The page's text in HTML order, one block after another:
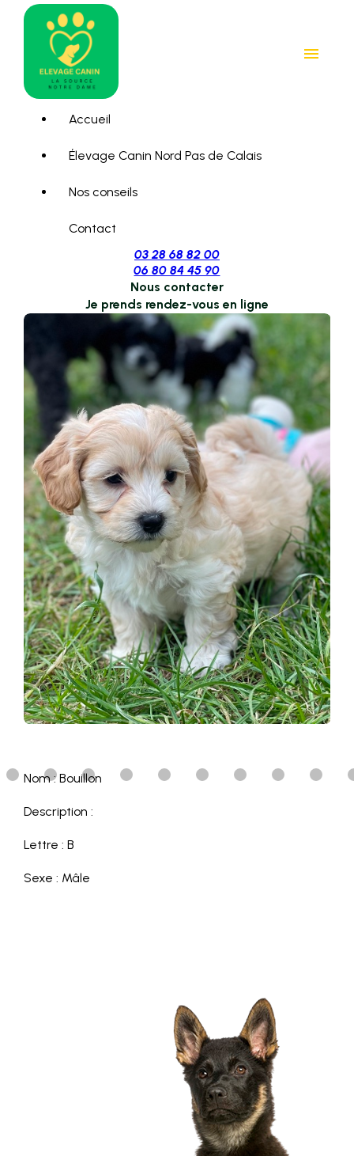
menu
Accueil
Élevage Canin Nord Pas de Calais
Nos conseils
Contact
03 28 68 82 00
06 80 84 45 90
Nous contacter
Je prends rendez-vous en ligne
Nom : Bouillon
Description :
Lettre : B
Sexe : Mâle
Panneau de gestion des cookies